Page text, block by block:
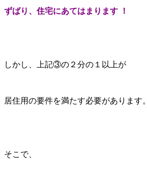
ずばり、住宅にあてはまります ！
しかし、上記③の２分の１以上が
居住用の要件を満たす必要があります。
そこで、